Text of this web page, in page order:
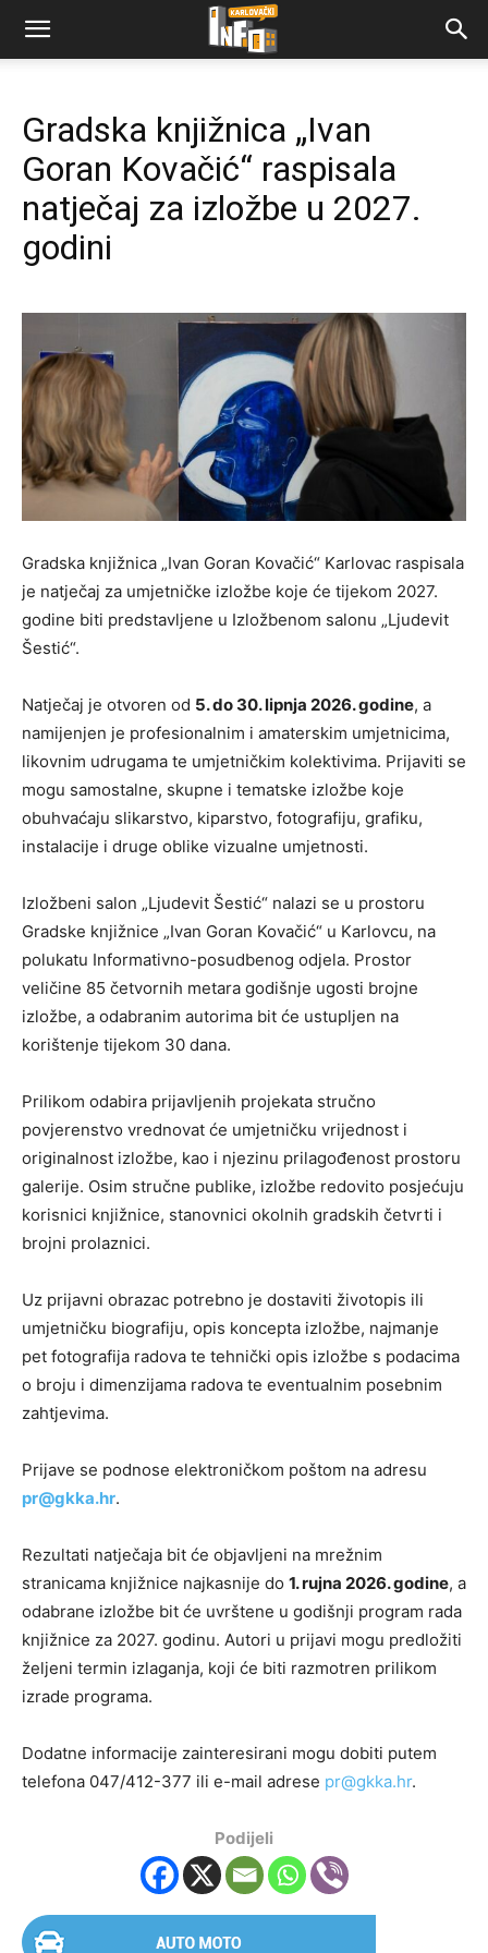
Gradska knjižnica „Ivan
Goran Kovačić“ raspisala
natječaj za izložbe u 2027.
godini
Gradska knjižnica „Ivan Goran Kovačić“ Karlovac raspisala
je natječaj za umjetničke izložbe koje će tijekom 2027.
godine biti predstavljene u Izložbenom salonu „Ljudevit
Šestić“.
Natječaj je otvoren od 5. do 30. lipnja 2026. godine, a
namijenjen je profesionalnim i amaterskim umjetnicima,
likovnim udrugama te umjetničkim kolektivima. Prijaviti se
mogu samostalne, skupne i tematske izložbe koje
obuhvaćaju slikarstvo, kiparstvo, fotografiju, grafiku,
instalacije i druge oblike vizualne umjetnosti.
Izložbeni salon „Ljudevit Šestić“ nalazi se u prostoru
Gradske knjižnice „Ivan Goran Kovačić“ u Karlovcu, na
polukatu Informativno-posudbenog odjela. Prostor
veličine 85 četvornih metara godišnje ugosti brojne
izložbe, a odabranim autorima bit će ustupljen na
korištenje tijekom 30 dana.
Prilikom odabira prijavljenih projekata stručno
povjerenstvo vrednovat će umjetničku vrijednost i
originalnost izložbe, kao i njezinu prilagođenost prostoru
galerije. Osim stručne publike, izložbe redovito posjećuju
korisnici knjižnice, stanovnici okolnih gradskih četvrti i
brojni prolaznici.
Uz prijavni obrazac potrebno je dostaviti životopis ili
umjetničku biografiju, opis koncepta izložbe, najmanje
pet fotografija radova te tehnički opis izložbe s podacima
o broju i dimenzijama radova te eventualnim posebnim
zahtjevima.
Prijave se podnose elektroničkom poštom na adresu
pr@gkka.hr.
Rezultati natječaja bit će objavljeni na mrežnim
stranicama knjižnice najkasnije do 1. rujna 2026. godine, a
odabrane izložbe bit će uvrštene u godišnji program rada
knjižnice za 2027. godinu. Autori u prijavi mogu predložiti
željeni termin izlaganja, koji će biti razmotren prilikom
izrade programa.
Dodatne informacije zainteresirani mogu dobiti putem
telefona 047/412-377 ili e-mail adrese pr@gkka.hr.
Podijeli